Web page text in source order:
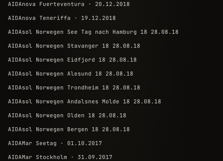
AIDAnova Fuerteventura · 20.12.2018
AIDAnova Teneriffa · 19.12.2018
AIDAsol Norwegen See Tag nach Hamburg 18 28.08.18
AIDAsol Norwegen Stavanger 18 28.08.18
AIDAsol Norwegen Eidfjord 18 28.08.18
AIDAsol Norwegen Alesund 18 28.08.18
AIDAsol Norwegen Trondheim 18 28.08.18
AIDAsol Norwegen Andalsnes Molde 18 28.08.18
AIDAsol Norwegen Olden 18 28.08.18
AIDAsol Norwegen Bergen 18 28.08.18
AIDAMar Seetag · 01.10.2017
AIDAMar Stockholm · 31.09.2017